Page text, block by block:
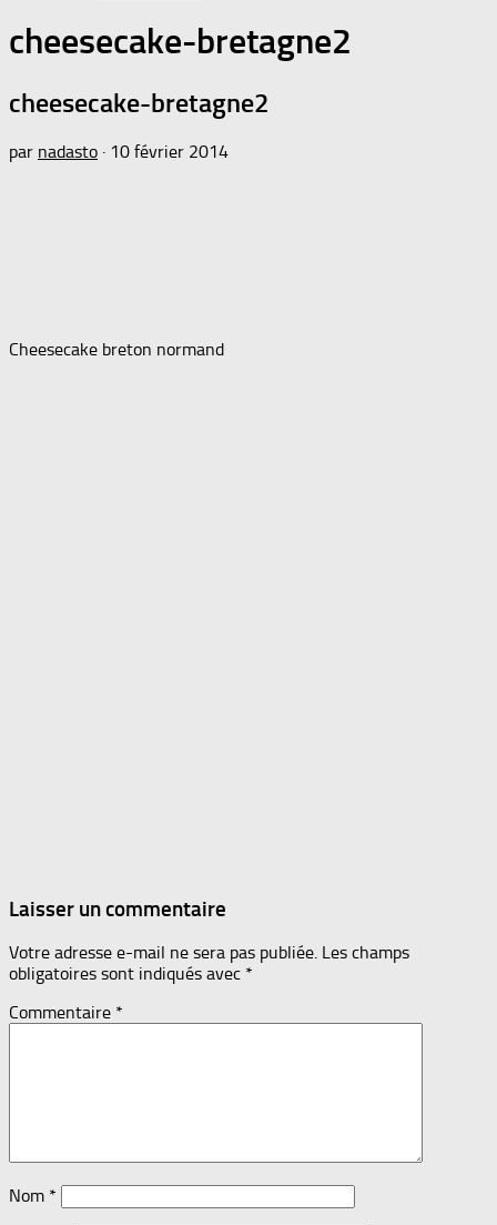
cheesecake-bretagne2
cheesecake-bretagne2
par nadasto · 10 février 2014
Cheesecake breton normand
Laisser un commentaire
Votre adresse e-mail ne sera pas publiée. Les champs
obligatoires sont indiqués avec *
Commentaire *
Nom *